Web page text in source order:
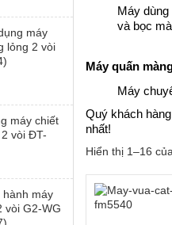
Máy
và bọc
Máy quấn
Máy
Quý khách
nhất!
Hiển thị 1–16
máy
lỏng 2 vòi
máy chiết
vòi ĐT-
hành máy
vòi G2-WG